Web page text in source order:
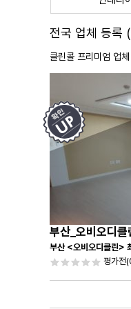
전국 업체 등록
클린콜 프리미엄 업
부산_오비오디클
부산 <오비오디클린>
평가전